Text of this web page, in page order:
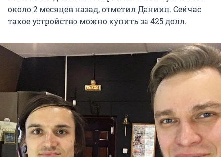
около 2 месяцев назад, отметил Даниил. Сейчас
такое устройство можно купить за 425 долл.